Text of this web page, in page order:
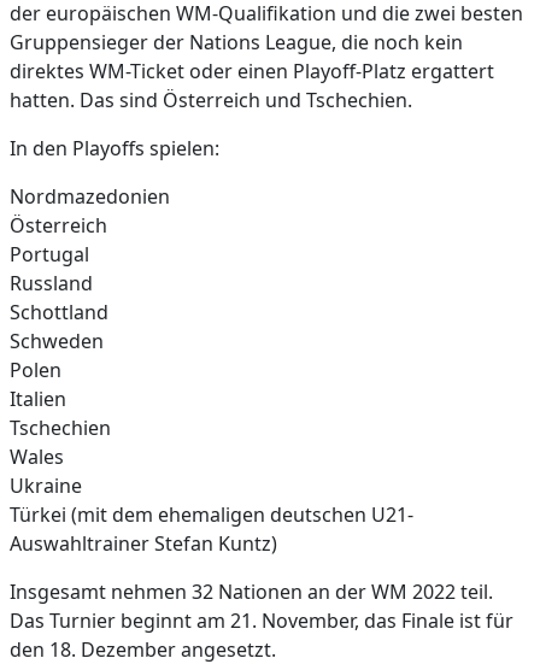
der europäischen WM-Qualifikation und die zwei besten
Gruppensieger der Nations League, die noch kein
direktes WM-Ticket oder einen Playoff-Platz ergattert
hatten. Das sind Österreich und Tschechien.
In den Playoffs spielen:
Nordmazedonien
Österreich
Portugal
Russland
Schottland
Schweden
Polen
Italien
Tschechien
Wales
Ukraine
Türkei (mit dem ehemaligen deutschen U21-
Auswahltrainer Stefan Kuntz)
Insgesamt nehmen 32 Nationen an der WM 2022 teil.
Das Turnier beginnt am 21. November, das Finale ist für
den 18. Dezember angesetzt.